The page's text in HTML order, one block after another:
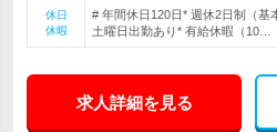
休日
休暇
# 年間休日120日* 週休2日制（
土曜日出勤あり* 有給休暇（10…
求人詳細を見る